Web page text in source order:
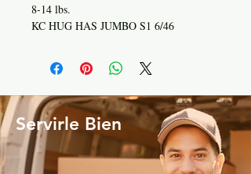
8-14 lbs.
KC HUG HAS JUMBO S1 6/46
Servirle Bien